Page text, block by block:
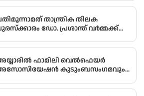
സംയുക്തമായി സൗജ്യന്യ
മെഗാ മെഡിക്കൽ ക്യാമ്പ് സംഘടിപ്പിച്ചു
താന്ത്രിക തിലക
ഡോ. പ്രശാന്ത് വർമ്മക്ക്
ഫാമിലി വെൽഫെയർ
കുടുംബസംഗമവും